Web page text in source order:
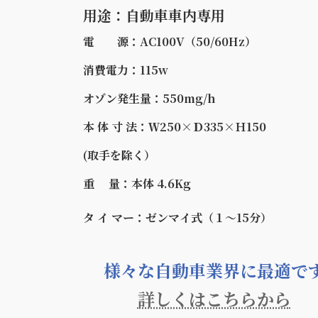
用途：自動車車内専用
電 源：AC100V（50/60Hz）
消費電力：115w
オゾン発生量：550mg/h
本 体 寸 法：Ｗ250×Ｄ335×Ｈ150
(取手を除く）
重 量：本体 4.6Kg
タ イ マー：ゼンマイ式（１～15分）
様々な自動車業界に最適で
詳しくはこちらから